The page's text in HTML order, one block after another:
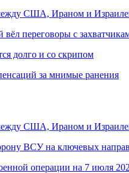
США, Ираном и
вёл переговоры с
долго и со скрипом
за мнимые ранения
США, Ираном и
ВСУ на ключевых
операции на 7 июля